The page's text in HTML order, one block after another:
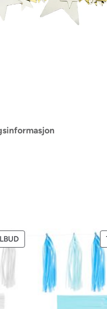
PRODUKT
PÅ